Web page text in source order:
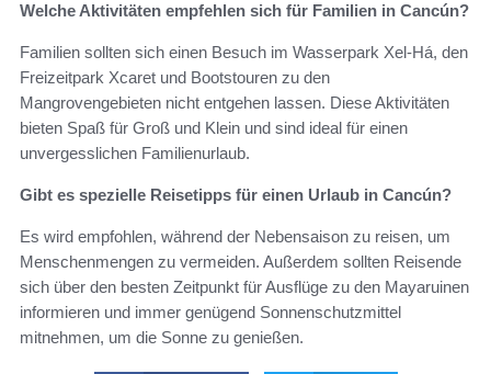
Welche Aktivitäten empfehlen sich für Familien in Cancún?
Familien sollten sich einen Besuch im Wasserpark Xel-Há, den
Freizeitpark Xcaret und Bootstouren zu den
Mangrovengebieten nicht entgehen lassen. Diese Aktivitäten
bieten Spaß für Groß und Klein und sind ideal für einen
unvergesslichen Familienurlaub.
Gibt es spezielle Reisetipps für einen Urlaub in Cancún?
Es wird empfohlen, während der Nebensaison zu reisen, um
Menschenmengen zu vermeiden. Außerdem sollten Reisende
sich über den besten Zeitpunkt für Ausflüge zu den Mayaruinen
informieren und immer genügend Sonnenschutzmittel
mitnehmen, um die Sonne zu genießen.